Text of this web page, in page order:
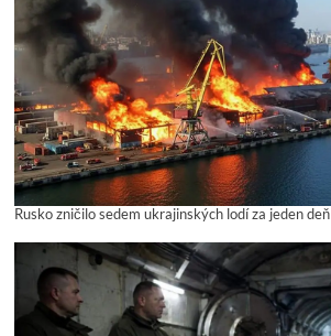
Rusko zničilo sedem ukrajinských lodí za jeden deň